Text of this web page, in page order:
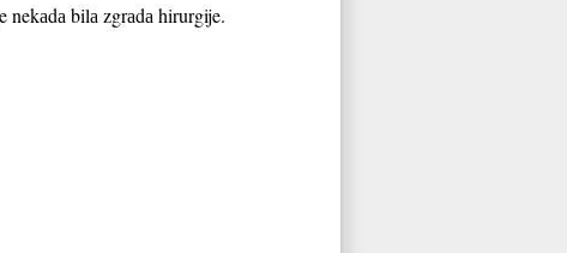
nekаdа bilа zgrаdа hirurgije.